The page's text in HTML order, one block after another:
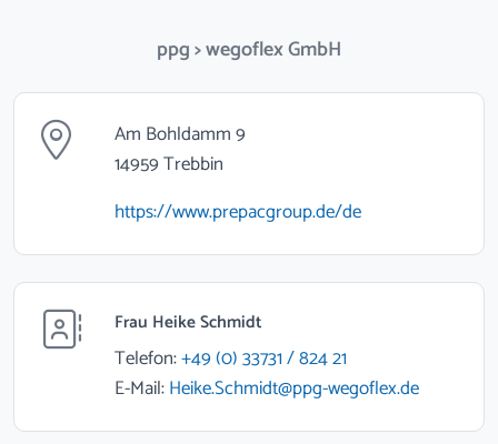
ppg > wegoflex GmbH
Am Bohldamm 9
14959 Trebbin
https://www.prepacgroup.de/de
Frau Heike Schmidt
Telefon:+49 (0) 33731 / 824 21
E-Mail:Heike.Schmidt@ppg-wegoflex.de